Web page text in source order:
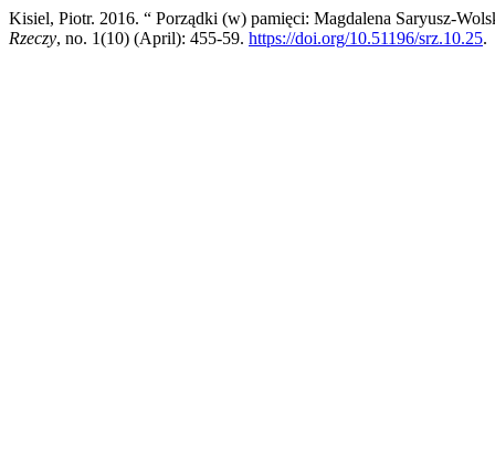
Kisiel, Piotr. 2016. “ Porządki (w) pamięci: Magdalena Saryusz-
Rzeczy, no. 1(10) (April): 455-59. https://doi.org/10.51196/srz.10.25.